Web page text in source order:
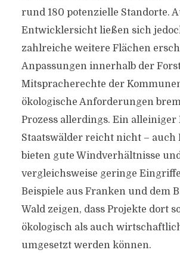
rund 180 potenzielle Standorte.
Entwicklersicht ließen sich
zahlreiche weitere Flächen
Anpassungen innerhalb der
Mitspracherechte der
ökologische Anforderungen
Prozess allerdings. Ein alleiniger
Staatswälder reicht nicht – auch
bieten gute Windverhältnisse
vergleichsweise geringe
Beispiele aus Franken und dem
Wald zeigen, dass Projekte dort
ökologisch als auch
umgesetzt werden können.